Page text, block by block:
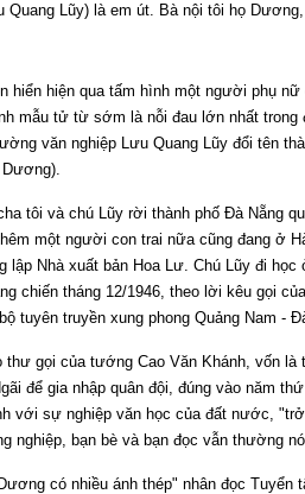
Quang Lũy) là em út. Bà nội tôi họ
hiển hiện qua tấm hình một người phụ
mẫu tử từ sớm là nỗi đau lớn nhất
văn nghiệp Lưu Quang Lũy đổi tên
tôi và chú Lũy rời thành phố Đà Nẵng
một người con trai nữa cũng đang ở
lập Nhà xuất bản Hoa Lư. Chú Lũy đi
chiến tháng 12/1946, theo lời kêu gọi
tuyên truyền xung phong Quảng Nam -
thư gọi của tướng Cao Văn Khánh, vốn
để gia nhập quân đội, đúng vào năm
với sự nghiệp văn học của đất nước,
nghiệp, bạn bè và bạn đọc vẫn thường
có nhiều ánh thép" nhân đọc Tuyển